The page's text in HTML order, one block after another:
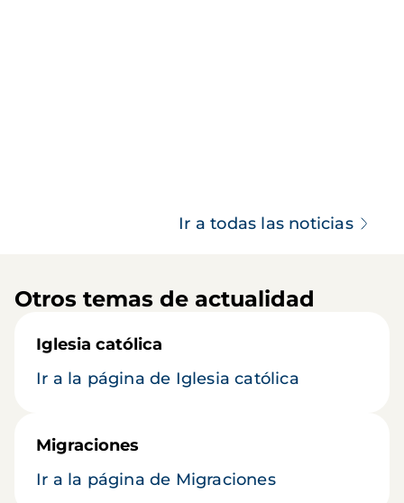
Ir a todas las noticias
Otros temas de actualidad
Iglesia católica
Ir a la página de Iglesia católica
Migraciones
Ir a la página de Migraciones